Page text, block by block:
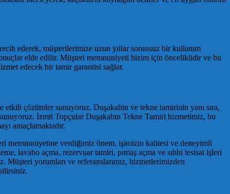
ederek, müşterilerimize uzun yıllar sorunsuz bir kullanım
elde edilir. Müşteri memnuniyeti bizim için önceliklidir ve bu
edecek bir tamir garantisi sağlar.
etkili çözümler sunuyoruz. Duşakabin ve tekne tamirinin yanı sıra,
İzmit Topçular Duşakabin Tekne Tamiri hizmetimiz, bu
amaçlamaktadır.
memnuniyetine verdiğimiz önem, işimizin kalitesi ve deneyimli
lavabo açma, rezervuar tamiri, pımaş açma ve sıhhi tesisat işleri
yorumları ve referanslarımız, hizmetlerimizden